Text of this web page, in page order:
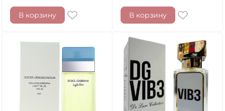
В корзину В корзину